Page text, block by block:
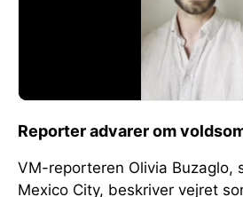
Reporter advarer om
VM-reporteren Olivia Buzaglo,
Mexico City, beskriver vejret